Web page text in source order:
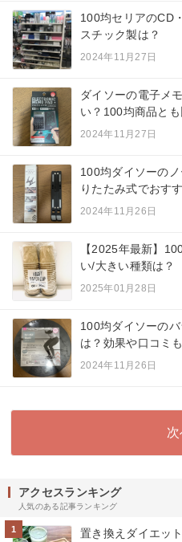
100均セリアのCD
スチック製は？
2024年11月27日
ダイソーの電子メ
い？100均商品とも
2024年11月27日
100均ダイソーの
りたたみ式でおす
2024年11月26日
【2025年最新】
い/大きい種類は？
2025年01月28日
100均ダイソーの
は？効果や口コミ
2024年11月26日
アクセスランキング
人気のある記事ランキング
1 置き換えダイエッ